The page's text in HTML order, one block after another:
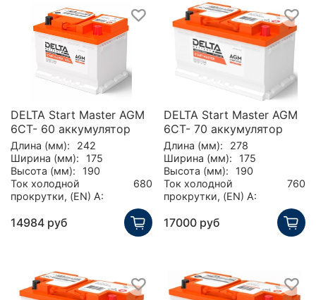
DELTA Start Master AGM
6CT- 60 аккумулятор
Длина (мм):
242
Ширина (мм):
175
Высота (мм):
190
Ток холодной
прокрутки, (EN) А:
680
14984 руб
DELTA Start Master AGM
6CT- 70 аккумулятор
Длина (мм):
278
Ширина (мм):
175
Высота (мм):
190
Ток холодной
прокрутки, (EN) А:
760
17000 руб